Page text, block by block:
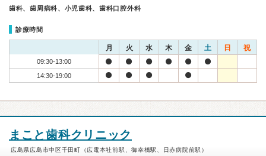
歯科、歯周病科、小児歯科、歯科口腔外科
診療時間
月 火 水 木 金 土 日 祝
09:30-13:00
14:30-19:00
まこと歯科クリニック
広島県広島市中区千田町（広電本社前駅、御幸橋駅、日赤病院前駅）